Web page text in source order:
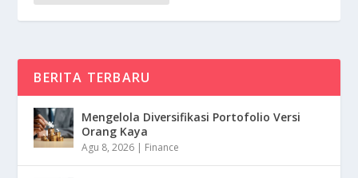
BERITA TERBARU
Mengelola Diversifikasi Portofolio Versi
Orang Kaya
Agu 8, 2026 | Finance